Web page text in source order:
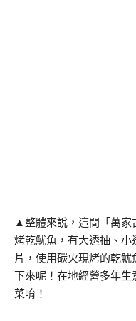
▲整體來說，這間「萬家
烤乾魷魚，有大透抽、小
片，使用碳火現烤的乾
下來呢！在地經營多年
菜唷！